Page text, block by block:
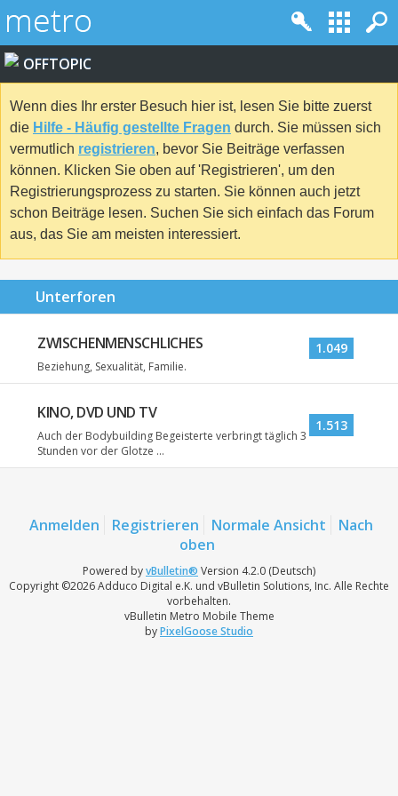
OFFTOPIC
Wenn dies Ihr erster Besuch hier ist, lesen Sie bitte zuerst
die Hilfe - Häufig gestellte Fragen durch. Sie müssen sich
vermutlich registrieren, bevor Sie Beiträge verfassen
können. Klicken Sie oben auf 'Registrieren', um den
Registrierungsprozess zu starten. Sie können auch jetzt
schon Beiträge lesen. Suchen Sie sich einfach das Forum
aus, das Sie am meisten interessiert.
Unterforen
ZWISCHENMENSCHLICHES
Beziehung, Sexualität, Familie.
1.049
KINO, DVD UND TV
Auch der Bodybuilding Begeisterte verbringt täglich 3
Stunden vor der Glotze ...
1.513
Anmelden Registrieren Normale Ansicht
Nach
oben
Powered byvBulletin® Version 4.2.0 (Deutsch)
Copyright ©2026 Adduco Digital e.K. und vBulletin Solutions, Inc. Alle Rechte
vorbehalten.
vBulletin Metro Mobile Theme
byPixelGoose Studio